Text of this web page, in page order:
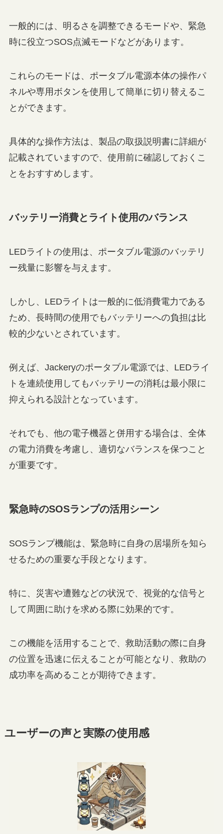
一般的には、明るさを調整できるモードや、緊急
時に役立つSOS点滅モードなどがあります。
これらのモードは、ポータブル電源本体の操作パ
ネルや専用ボタンを使用して簡単に切り替えるこ
とができます。
具体的な操作方法は、製品の取扱説明書に詳細が
記載されていますので、使用前に確認しておくこ
とをおすすめします。
バッテリー消費とライト使用のバランス
LEDライトの使用は、ポータブル電源のバッテリ
ー残量に影響を与えます。
しかし、LEDライトは一般的に低消費電力である
ため、長時間の使用でもバッテリーへの負担は比
較的少ないとされています。
例えば、Jackeryのポータブル電源では、LEDライ
トを連続使用してもバッテリーの消耗は最小限に
抑えられる設計となっています。
それでも、他の電子機器と併用する場合は、全体
の電力消費を考慮し、適切なバランスを保つこと
が重要です。
緊急時のSOSランプの活用シーン
SOSランプ機能は、緊急時に自身の居場所を知ら
せるための重要な手段となります。
特に、災害や遭難などの状況で、視覚的な信号と
して周囲に助けを求める際に効果的です。
この機能を活用することで、救助活動の際に自身
の位置を迅速に伝えることが可能となり、救助の
成功率を高めることが期待できます。
ユーザーの声と実際の使用感